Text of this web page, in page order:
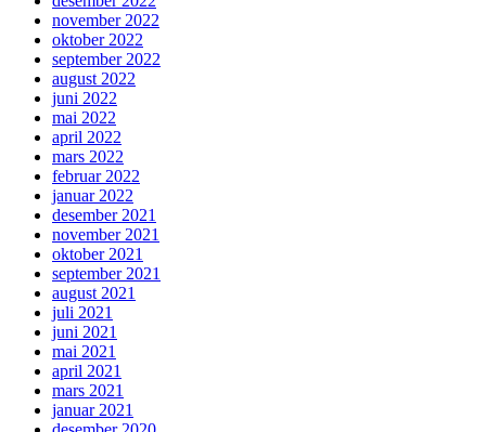
november 2022
oktober 2022
september 2022
august 2022
juni 2022
mai 2022
april 2022
mars 2022
februar 2022
januar 2022
desember 2021
november 2021
oktober 2021
september 2021
august 2021
juli 2021
juni 2021
mai 2021
april 2021
mars 2021
januar 2021